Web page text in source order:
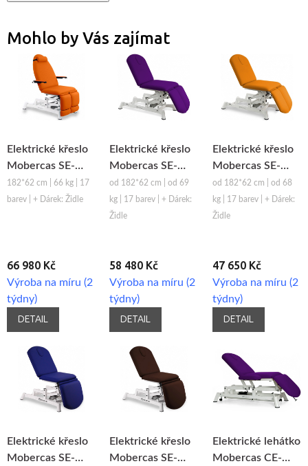
Mohlo by Vás zajímat
Elektrické křeslo
Mobercas SE-
1230-B-POD
182*62 cm | 66 kg | 17
barev | + Dárek: Židle
66 980 Kč
Výroba na míru (2
týdny)
DETAIL
Elektrické křeslo
Mobercas SE-
1230-P
od 182*62 cm | od 69
kg | 17 barev | + Dárek:
Židle
58 480 Kč
Výroba na míru (2
týdny)
DETAIL
Elektrické křeslo
Mobercas SE-
1130-P
od 182*62 cm | od 68
kg | 17 barev | + Dárek:
Židle
47 650 Kč
Výroba na míru (2
týdny)
DETAIL
Elektrické křeslo
Mobercas SE-
Elektrické křeslo
Mobercas SE-
Elektrické lehátko
Mobercas CE-